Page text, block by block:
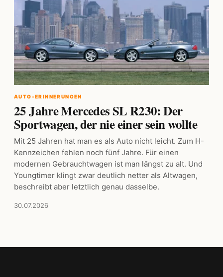
AUTO-ERINNERUNGEN
25 Jahre Mercedes SL R230: Der
Sportwagen, der nie einer sein wollte
Mit 25 Jahren hat man es als Auto nicht leicht. Zum H-
Kennzeichen fehlen noch fünf Jahre. Für einen
modernen Gebrauchtwagen ist man längst zu alt. Und
Youngtimer klingt zwar deutlich netter als Altwagen,
beschreibt aber letztlich genau dasselbe.
30.07.2026